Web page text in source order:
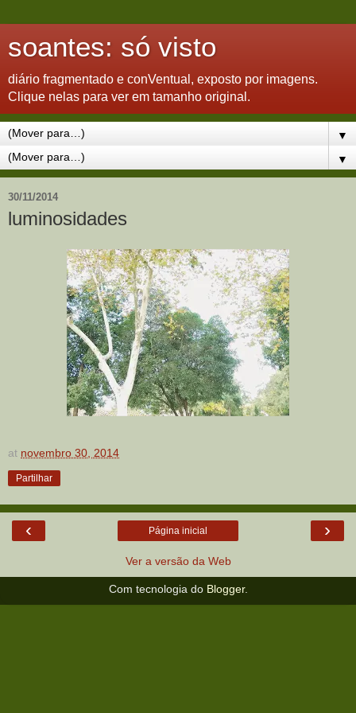
soantes: só visto
diário fragmentado e conVentual, exposto por imagens.
Clique nelas para ver em tamanho original.
▼
▼
30/11/2014
luminosidades
at novembro 30, 2014
Partilhar
‹ ›
Página inicial
Ver a versão da Web
Com tecnologia do Blogger.